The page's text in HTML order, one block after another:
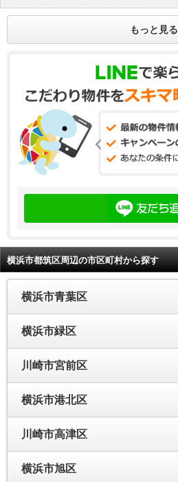
もっと見る
横浜市都筑区周辺の市区町村から探す
横浜市青葉区
横浜市緑区
川崎市宮前区
横浜市港北区
川崎市高津区
横浜市旭区